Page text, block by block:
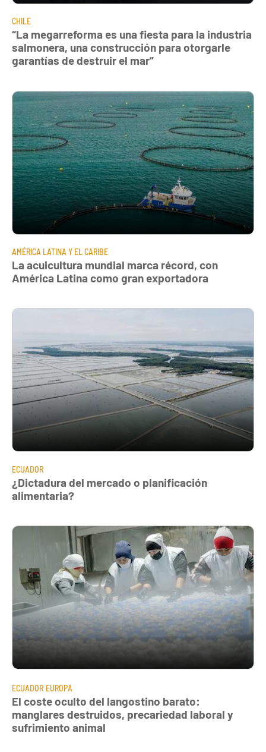
CHILE
“La megarreforma es una fiesta para la industria
salmonera, una construcción para otorgarle
garantías de destruir el mar”
AMÉRICA LATINA Y EL CARIBE
La acuicultura mundial marca récord, con
América Latina como gran exportadora
ECUADOR
¿Dictadura del mercado o planificación
alimentaria?
ECUADOR EUROPA
El coste oculto del langostino barato:
manglares destruidos, precariedad laboral y
sufrimiento animal